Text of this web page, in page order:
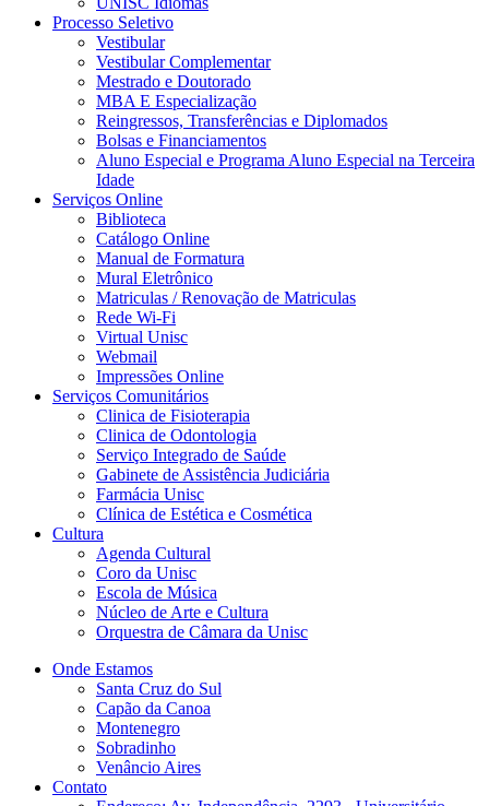
Processo Seletivo
Vestibular
Vestibular Complementar
Mestrado e Doutorado
MBA E Especialização
Reingressos, Transferências e Diplomados
Bolsas e Financiamentos
Aluno Especial e Programa Aluno Especial na Terceira
Idade
Serviços Online
Biblioteca
Catálogo Online
Manual de Formatura
Mural Eletrônico
Matriculas / Renovação de Matriculas
Rede Wi-Fi
Virtual Unisc
Webmail
Impressões Online
Serviços Comunitários
Clinica de Fisioterapia
Clinica de Odontologia
Serviço Integrado de Saúde
Gabinete de Assistência Judiciária
Farmácia Unisc
Clínica de Estética e Cosmética
Cultura
Agenda Cultural
Coro da Unisc
Escola de Música
Núcleo de Arte e Cultura
Orquestra de Câmara da Unisc
Onde Estamos
Santa Cruz do Sul
Capão da Canoa
Montenegro
Sobradinho
Venâncio Aires
Contato